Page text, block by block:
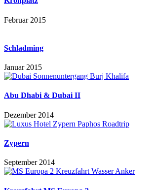
Februar 2015
Schladming
Januar 2015
Abu Dhabi & Dubai II
Dezember 2014
Zypern
September 2014